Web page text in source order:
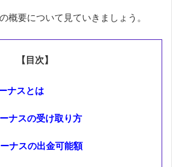
概要について見ていきましょう。
【目次】
ナスとは
ナスの受け取り方
ナスの出金可能額